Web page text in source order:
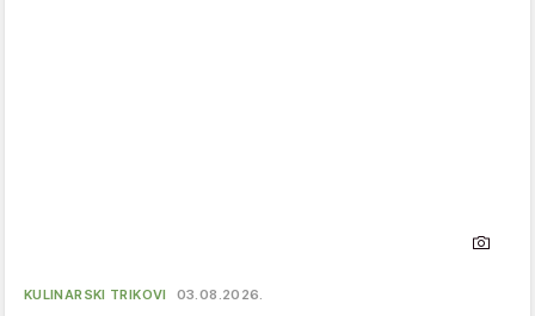
KULINARSKI TRIKOVI 03.08.2026.